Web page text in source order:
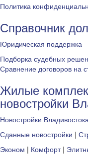
Политика
Справочник
Юридическая поддержка
Подборка судебных
Сравнение договоров на
Жилые
новостройки
Новостройки
Сданные новостройки |
Эконом | Комфорт|